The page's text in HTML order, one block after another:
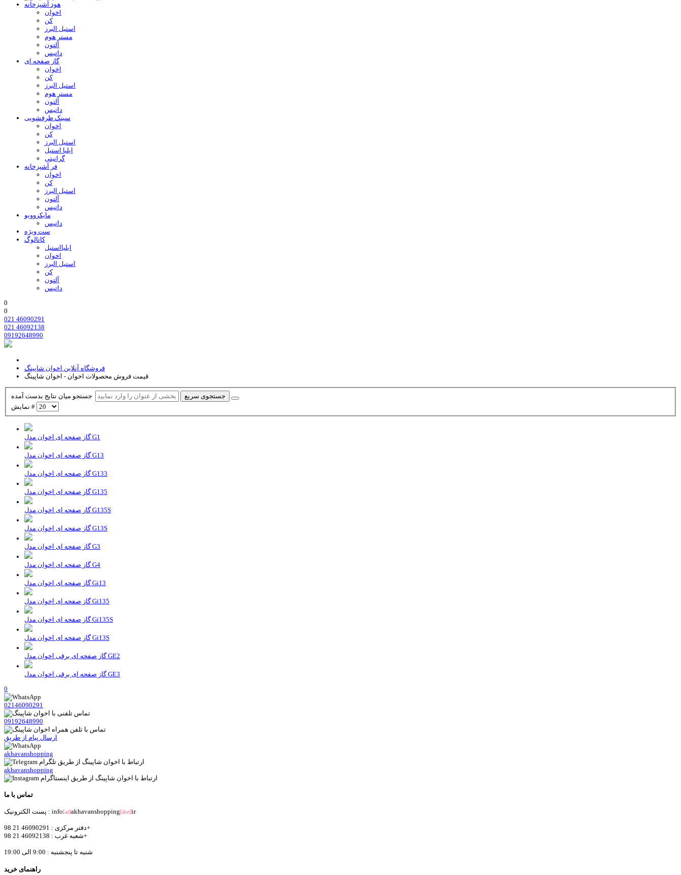
هود آشپزخانه
اخوان
کن
استیل البرز
مستر هوم
آلتون
داتیس
گاز صفحه ای
اخوان
کن
استیل البرز
مستر هوم
آلتون
داتیس
سینک ظرفشویی
اخوان
کن
استیل البرز
ایلیا استیل
گرانیتی
فر آشپزخانه
اخوان
کن
استیل البرز
آلتون
داتیس
مایکروویو
داتیس
ست ویژه
کاتالوگ
ایلیااستیل
اخوان
استیل البرز
کن
آلتون
داتیس
0
0
021 46090291
021 46092138
09192648990
فروشگاه آنلاین اخوان شاپینگ
قیمت فروش محصولات اخوان - اخوان شاپینگ
جستجوی سریع
نمایش #
گاز صفحه ای اخوان مدل G1
گاز صفحه ای اخوان مدل G13
گاز صفحه ای اخوان مدل G133
گاز صفحه ای اخوان مدل G135
گاز صفحه ای اخوان مدل G135S
گاز صفحه ای اخوان مدل G13S
گاز صفحه ای اخوان مدل G3
گاز صفحه ای اخوان مدل G4
گاز صفحه ای اخوان مدل Gi13
گاز صفحه ای اخوان مدل Gi135
گاز صفحه ای اخوان مدل Gi135S
گاز صفحه ای اخوان مدل Gi13S
گاز صفحه ای برقی اخوان مدل GE2
گاز صفحه ای برقی اخوان مدل GE3
0
02146090291
09192648990
ارسال پیام از طریق
akhavanshopping
akhavanshopping
تماس با ما
پست الکترونیک : info[at]akhavanshopping[dot]ir
دفتر مرکزی : 46090291 21 98+
شعبه غرب : 46092138 21 98+
شنبه تا پنجشنبه : 9:00 الی 19:00
راهنمای خرید